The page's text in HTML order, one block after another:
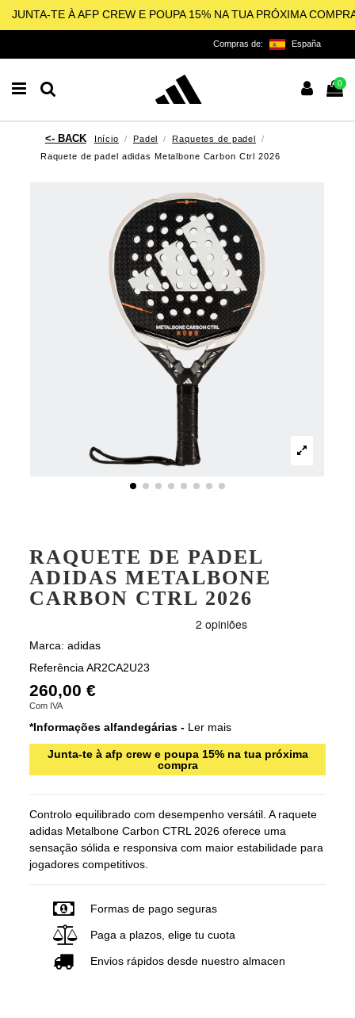
JUNTA-TE À AFP CREW E POUPA 15% NA TUA PRÓXIMA
Compras de: España
0
Início Padel
Raquetes de padel
Raquete de padel adidas Metalbone Carbon Ctrl 2026
RAQUETE DE PADEL
ADIDAS METALBONE
CARBON CTRL 2026
Marca: adidas
Referência AR2CA2U23
260,00 €
Com IVA
*Informações alfandegárias - Ler mais
Junta-te à afp crew e poupa 15% na tua próxima
compra
Controlo equilibrado com desempenho versátil. A raquete
adidas Metalbone Carbon CTRL 2026 oferece uma
sensação sólida e responsiva com maior estabilidade para
jogadores competitivos.
Formas de pago seguras
Paga a plazos, elige tu cuota
Envios rápidos desde nuestro almacen